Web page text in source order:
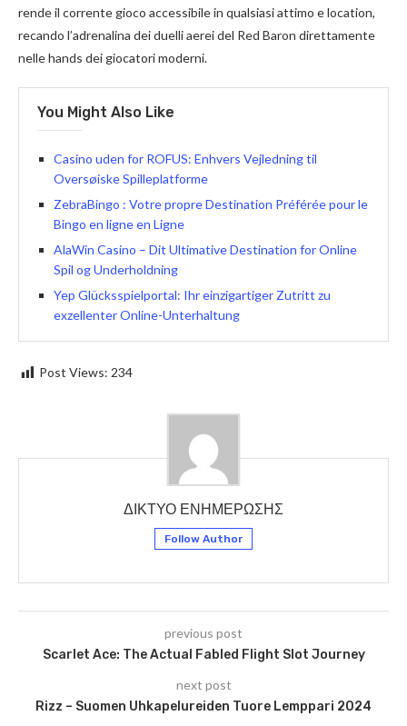
rende il corrente gioco accessibile in qualsiasi attimo e location,
recando l’adrenalina dei duelli aerei del Red Baron direttamente
nelle hands dei giocatori moderni.
You Might Also Like
Casino uden for ROFUS: Enhvers Vejledning til
Oversøiske Spilleplatforme
ZebraBingo : Votre propre Destination Préférée pour le
Bingo en ligne en Ligne
AlaWin Casino – Dit Ultimative Destination for Online
Spil og Underholdning
Yep Glücksspielportal: Ihr einzigartiger Zutritt zu
exzellenter Online-Unterhaltung
Post Views: 234
ΔΙΚΤΥΟ ΕΝΗΜΕΡΩΣΗΣ
Follow Author
previous post
Scarlet Ace: The Actual Fabled Flight Slot Journey
next post
Rizz – Suomen Uhkapelureiden Tuore Lemppari 2024